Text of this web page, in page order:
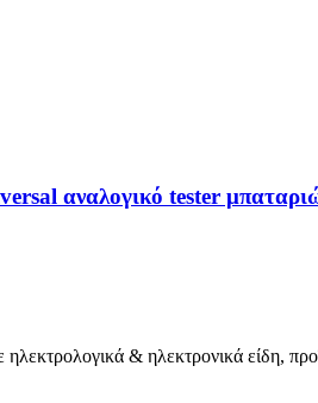
Δορυφορική Λήψη
Εσωτερικές
Κεραίας
Εικόνα – Ήχος
αναλογικό tester
& ηλεκτρονικά είδη,